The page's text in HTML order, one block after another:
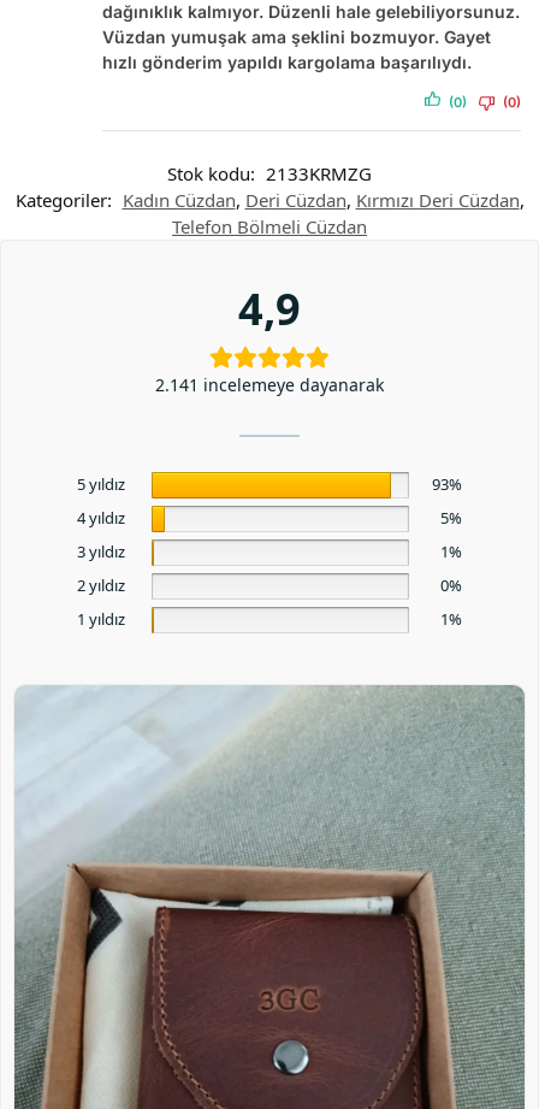
dağınıklık kalmıyor. Düzenli hale gelebiliyorsunuz.
Vüzdan yumuşak ama şeklini bozmuyor. Gayet
hızlı gönderim yapıldı kargolama başarılıydı.
(0) (0)
Stok kodu: 2133KRMZG
Kategoriler: Kadın Cüzdan, Deri Cüzdan, Kırmızı Deri Cüzdan,
Telefon Bölmeli Cüzdan
4,9
2.141 incelemeye dayanarak
5 yıldız
93%
4 yıldız
5%
3 yıldız
1%
2 yıldız
0%
1 yıldız
1%